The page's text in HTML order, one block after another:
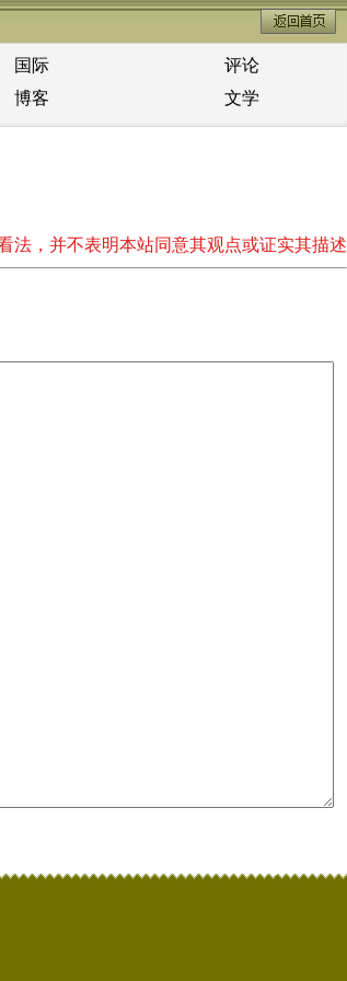
国际
评论
博客 文学
法，并不表明本站同意其观点或证实其描述